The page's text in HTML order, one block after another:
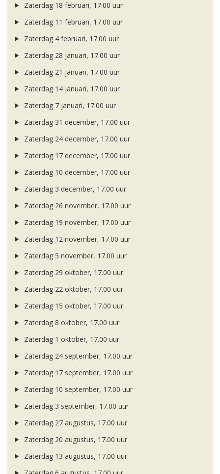
Zaterdag 18 februari, 17.00 uur
Zaterdag 11 februari, 17.00 uur
Zaterdag 4 februari, 17.00 uur
Zaterdag 28 januari, 17.00 uur
Zaterdag 21 januari, 17.00 uur
Zaterdag 14 januari, 17.00 uur
Zaterdag 7 januari, 17.00 uur
Zaterdag 31 december, 17.00 uur
Zaterdag 24 december, 17.00 uur
Zaterdag 17 december, 17.00 uur
Zaterdag 10 december, 17.00 uur
Zaterdag 3 december, 17.00 uur
Zaterdag 26 november, 17.00 uur
Zaterdag 19 november, 17.00 uur
Zaterdag 12 november, 17.00 uur
Zaterdag 5 november, 17.00 uur
Zaterdag 29 oktober, 17.00 uur
Zaterdag 22 oktober, 17.00 uur
Zaterdag 15 oktober, 17.00 uur
Zaterdag 8 oktober, 17.00 uur
Zaterdag 1 oktober, 17.00 uur
Zaterdag 24 september, 17.00 uur
Zaterdag 17 september, 17.00 uur
Zaterdag 10 september, 17.00 uur
Zaterdag 3 september, 17.00 uur
Zaterdag 27 augustus, 17.00 uur
Zaterdag 20 augustus, 17.00 uur
Zaterdag 13 augustus, 17.00 uur